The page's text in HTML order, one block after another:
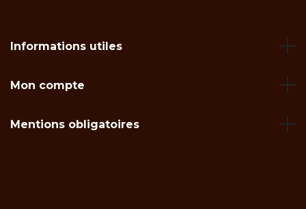
Informations utiles
Mon compte
Mentions obligatoires